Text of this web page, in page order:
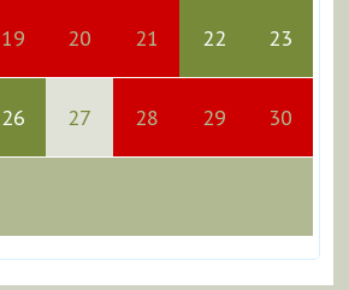
19 20 21 22 23
26 27 28 29 30